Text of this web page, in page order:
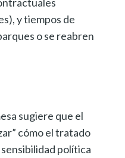
y tiempos de
o se reabren
sugiere que el
cómo el tratado
política